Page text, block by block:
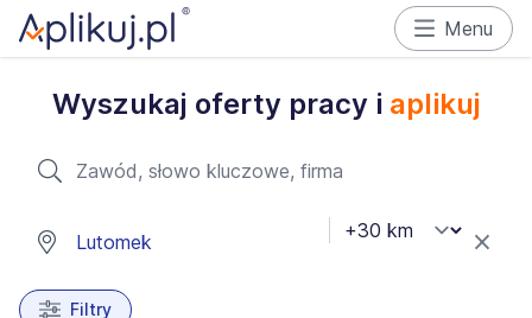
Menu
Wyszukaj oferty pracy i aplikuj
Filtry